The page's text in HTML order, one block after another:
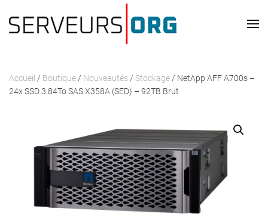
Passer au contenu principal
Accueil / Boutique / Nouveautés / Stockage / NetApp AFF A700s –
24x SSD 3.84To SAS X358A (SED) – 92TB Brut